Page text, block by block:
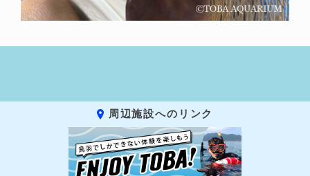
周辺施設へのリンク